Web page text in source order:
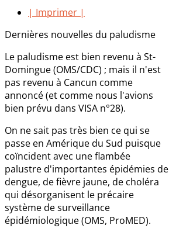
| Imprimer |
Dernières nouvelles du paludisme
Le paludisme est bien revenu à St-
Domingue (OMS/CDC) ; mais il n'est
pas revenu à Cancun comme
annoncé (et comme nous l'avions
bien prévu dans VISA n°28).
On ne sait pas très bien ce qui se
passe en Amérique du Sud puisque
coïncident avec une flambée
palustre d'importantes épidémies de
dengue, de fièvre jaune, de choléra
qui désorganisent le précaire
système de surveillance
épidémiologique (OMS, ProMED).